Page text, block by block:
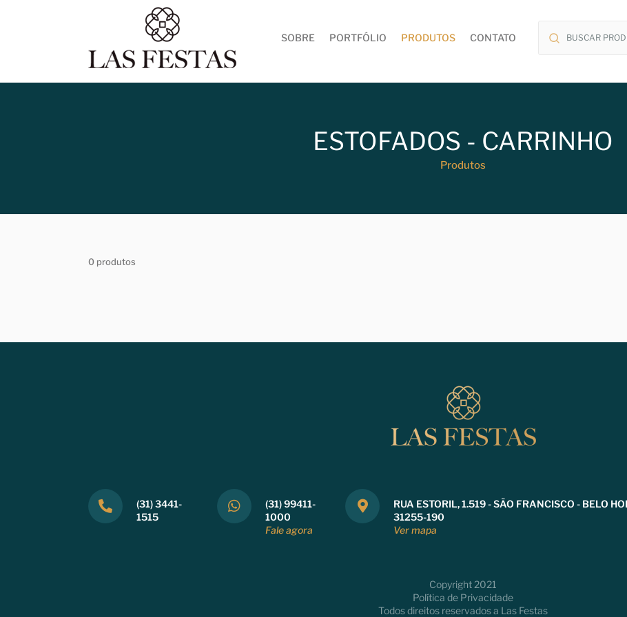
SOBRE PORTFÓLIO PRODUTOS CONTATO
ESTOFADOS - CARRINHO
Produtos
0 produtos
(31) 3441-
1515
(31) 99411-
1000
Fale agora
RUA ESTORIL, 1.519 - SÃO FRANCISCO - BELO
31255-190
Ver mapa
Copyright 2021
Política de Privacidade
Todos direitos reservados a Las Festas